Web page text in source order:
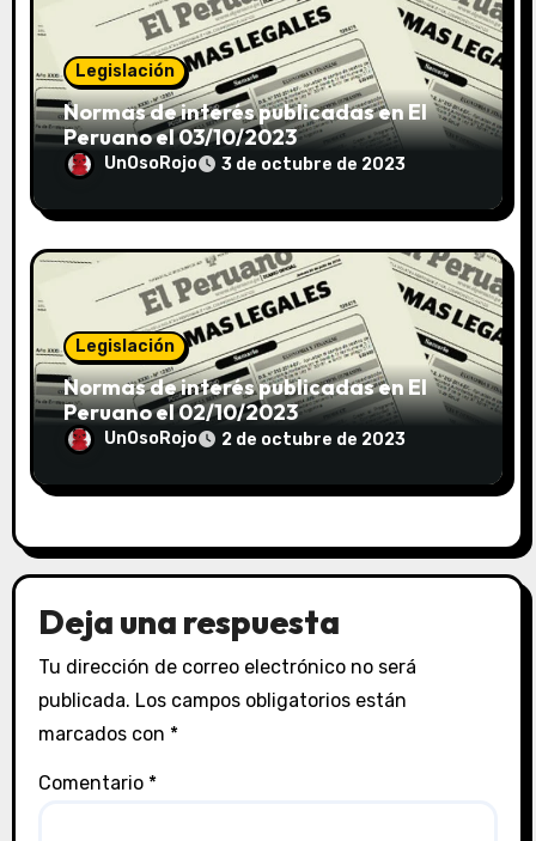
Legislación
Normas de interés publicadas en El
Peruano el 03/10/2023
UnOsoRojo 3 de octubre de 2023
Legislación
Normas de interés publicadas en El
Peruano el 02/10/2023
UnOsoRojo 2 de octubre de 2023
Deja una respuesta
Tu dirección de correo electrónico no será
publicada. Los campos obligatorios están
marcados con *
Comentario *